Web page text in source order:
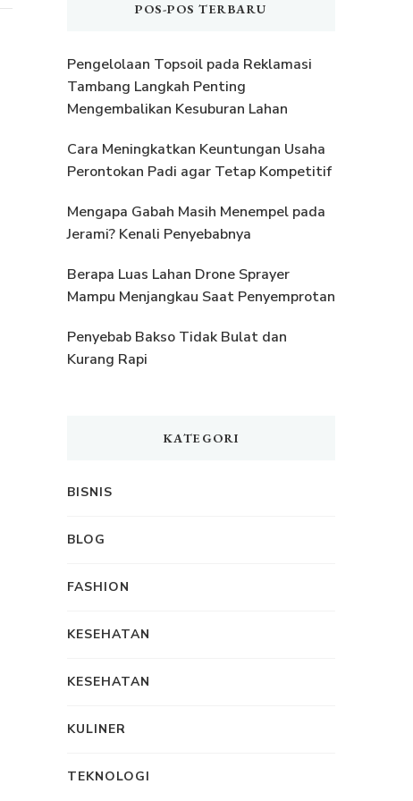
POS-POS TERBARU
Pengelolaan Topsoil pada Reklamasi
Tambang Langkah Penting
Mengembalikan Kesuburan Lahan
Cara Meningkatkan Keuntungan Usaha
Perontokan Padi agar Tetap Kompetitif
Mengapa Gabah Masih Menempel pada
Jerami? Kenali Penyebabnya
Berapa Luas Lahan Drone Sprayer
Mampu Menjangkau Saat Penyemprotan
Penyebab Bakso Tidak Bulat dan
Kurang Rapi
KATEGORI
BISNIS
BLOG
FASHION
KESEHATAN
KESEHATAN
KULINER
TEKNOLOGI